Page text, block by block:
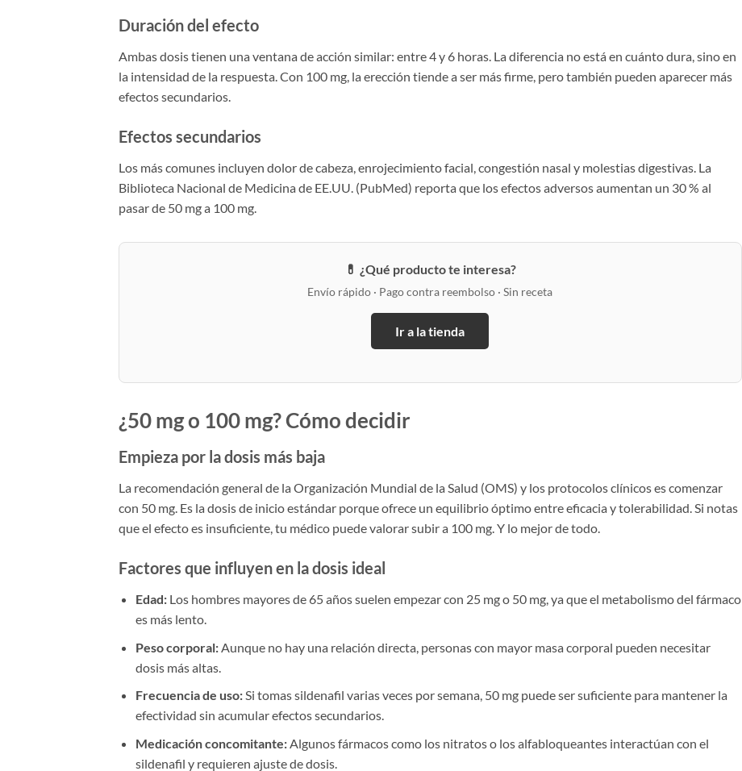
Duración del efecto
Ambas dosis tienen una ventana de acción similar: entre 4 y 6 horas. La diferencia no está en cuánto dura, sino en
la intensidad de la respuesta. Con 100 mg, la erección tiende a ser más firme, pero también pueden aparecer más
efectos secundarios.
Efectos secundarios
Los más comunes incluyen dolor de cabeza, enrojecimiento facial, congestión nasal y molestias digestivas. La
Biblioteca Nacional de Medicina de EE.UU. (PubMed) reporta que los efectos adversos aumentan un 30 % al
pasar de 50 mg a 100 mg.
💊 ¿Qué producto te interesa?
Envío rápido · Pago contra reembolso · Sin receta
Ir a la tienda
¿50 mg o 100 mg? Cómo decidir
Empieza por la dosis más baja
La recomendación general de la Organización Mundial de la Salud (OMS) y los protocolos clínicos es comenzar
con 50 mg. Es la dosis de inicio estándar porque ofrece un equilibrio óptimo entre eficacia y tolerabilidad. Si notas
que el efecto es insuficiente, tu médico puede valorar subir a 100 mg. Y lo mejor de todo.
Factores que influyen en la dosis ideal
Edad:Los hombres mayores de 65 años suelen empezar con 25 mg o 50 mg, ya que el metabolismo del fármaco
es más lento.
Peso corporal:Aunque no hay una relación directa, personas con mayor masa corporal pueden necesitar
dosis más altas.
Frecuencia de uso:Si tomas sildenafil varias veces por semana, 50 mg puede ser suficiente para mantener la
efectividad sin acumular efectos secundarios.
Medicación concomitante:Algunos fármacos como los nitratos o los alfabloqueantes interactúan con el
sildenafil y requieren ajuste de dosis.